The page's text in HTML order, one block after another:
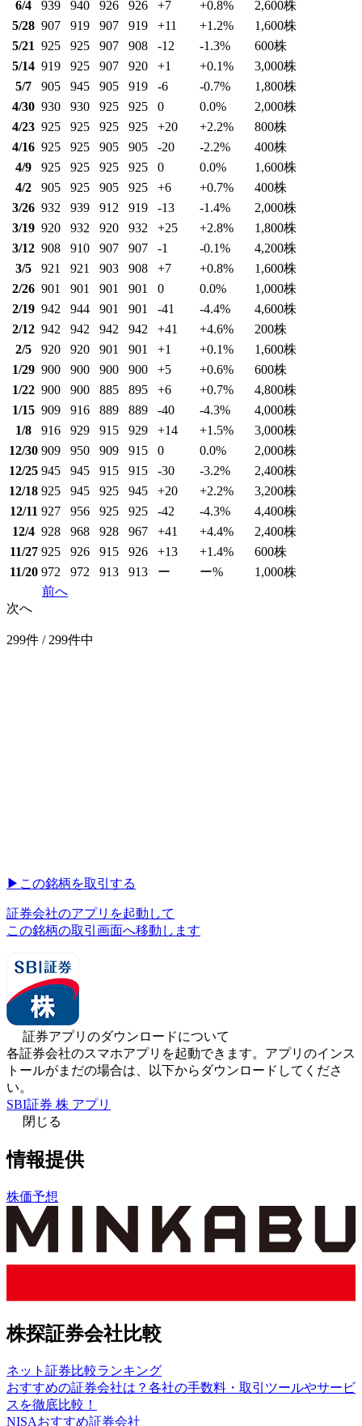
6/4 939 940 926 926 +7 +0.8% 2,600株
5/28 907 919 907 919 +11 +1.2% 1,600株
5/21 925 925 907 908 -12 -1.3% 600株
5/14 919 925 907 920 +1 +0.1% 3,000株
5/7
905 945 905 919 -6 -0.7% 1,800株
4/30 930 930 925 925 0 0.0% 2,000株
4/23 925 925 925 925 +20 +2.2% 800株
4/16 925 925 905 905 -20 -2.2% 400株
4/9
925 925 925 925 0 0.0% 1,600株
4/2
905 925 905 925 +6 +0.7% 400株
3/26 932 939 912 919 -13 -1.4% 2,000株
3/19 920 932 920 932 +25 +2.8% 1,800株
3/12 908 910 907 907 -1 -0.1% 4,200株
3/5
921 921 903 908 +7 +0.8% 1,600株
2/26 901 901 901 901 0 0.0% 1,000株
2/19 942 944 901 901 -41 -4.4% 4,600株
2/12 942 942 942 942 +41 +4.6% 200株
2/5
920 920 901 901 +1 +0.1% 1,600株
1/29 900 900 900 900 +5 +0.6% 600株
1/22 900 900 885 895 +6 +0.7% 4,800株
1/15 909 916 889 889 -40 -4.3% 4,000株
1/8
916 929 915 929 +14 +1.5% 3,000株
12/30 909 950 909 915 0 0.0% 2,000株
12/25 945 945 915 915 -30 -3.2% 2,400株
12/18 925 945 925 945 +20 +2.2% 3,200株
12/11 927 956 925 925 -42 -4.3% 4,400株
12/4 928 968 928 967 +41 +4.4% 2,400株
11/27 925 926 915 926 +13 +1.4% 600株
11/20 972 972 913 913 ー ー% 1,000株
前へ
次へ
299件 / 299件中
▶︎ この銘柄を取引する
証券会社のアプリを起動して
この銘柄の取引画面へ移動します
証券アプリのダウンロードについて
各証券会社のスマホアプリを起動できます。アプリのインス
トールがまだの場合は、以下からダウンロードしてくださ
い。
SBI証券 株 アプリ
閉じる
情報提供
株価予想
株探証券会社比較
ネット証券比較ランキング
おすすめの証券会社は？各社の手数料・取引ツールやサービ
スを徹底比較！
NISAおすすめ証券会社